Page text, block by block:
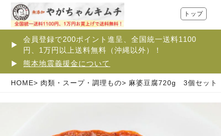
会員登録で200ポイント進呈、全国統一送料1100
円、1万円以上送料無料（沖縄以外）！
熊本地震義援金について
トップ
HOME 肉類・スープ・調理もの 麻婆豆腐720g 3個セット